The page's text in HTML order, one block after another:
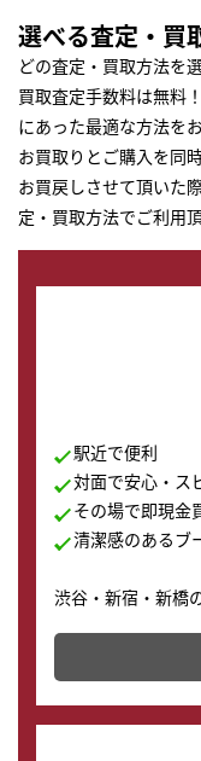
選べる査定・買
どの査定・買取方法を
買取査定手数料は無料
にあった最適な方法を
お買取りとご購入を同
お買戻しさせて頂いた
定・買取方法でご利用頂
駅近で便利
対面で安心・ス
その場で即現金
清潔感のあるブ
渋谷・新宿・新橋
その場で現金買取
店舗を併設してお
の購入もできます